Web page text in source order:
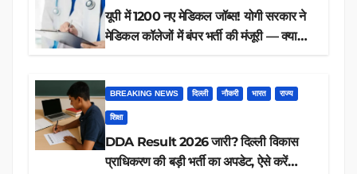
यूपी में 1200 नए मेडिकल जॉब्स! योगी सरकार ने
मेडिकल कॉलेजों में बंपर भर्ती की मंजूरी — क्या
BREAKING NEWS दिल्ली नौकरी भारत राज्य
शिक्षा
DDA Result 2026 जारी? दिल्ली विकास
प्राधिकरण की बड़ी भर्ती का अपडेट, ऐसे करें